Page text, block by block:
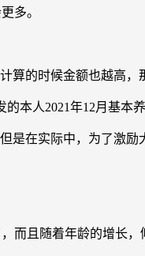
多。
的时候金额也越高，
本人2021年12月基本
是在实际中，为了激励
且随着年龄的增长